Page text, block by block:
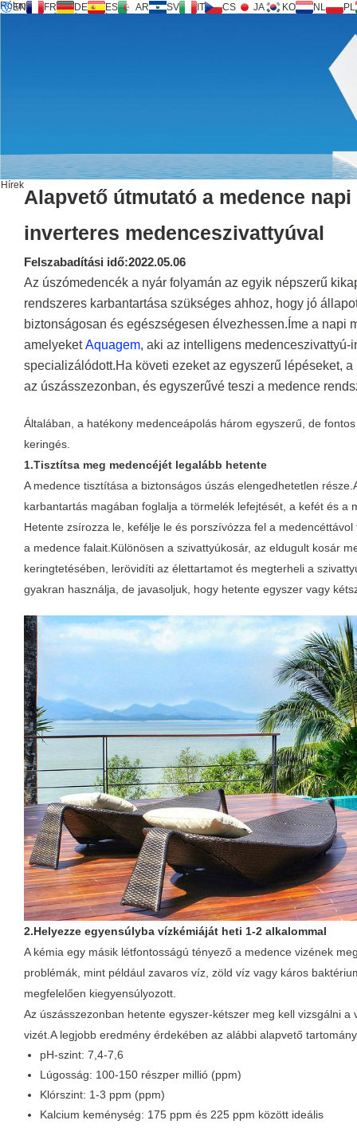
Rólunk
Inversilence® technológia
EN FR DE ES AR SV IT CS JA KO NL PL
Hírek
Alapvető útmutató a medence
inverteres medenceszivattyúval
Felszabadítási idő:2022.05.06
Az úszómedencék a nyár folyamán az egyik népszerű
rendszeres karbantartása szükséges ahhoz, hogy jó
biztonságosan és egészségesen élvezhessen.Íme a napi
amelyeketAquagem, aki az intelligens medenceszivattyú-
specializálódott.Ha követi ezeket az egyszerű lépéseket,
az úszásszezonban, és egyszerűvé teszi a medence
Általában, a hatékony medenceápolás három egyszerű, de
keringés.
1.Tisztítsa meg medencéjét legalább hetente
A medence tisztítása a biztonságos úszás elengedhetetlen
karbantartás magában foglalja a törmelék lefejtését, a kefét és a
Hetente zsírozza le, kefélje le és porszívózza fel a
a medence falait.Különösen a szivattyúkosár, az eldugult kosár
keringtetésében, lerövidíti az élettartamot és megterheli a
gyakran használja, de javasoljuk, hogy hetente egyszer vagy
2.Helyezze egyensúlyba vízkémiáját heti 1-2 alkalommal
A kémia egy másik létfontosságú tényező a medence vizének
problémák, mint például zavaros víz, zöld víz vagy káros
megfelelően kiegyensúlyozott.
Az úszásszezonban hetente egyszer-kétszer meg kell vizsgálni
vizét.A legjobb eredmény érdekében az alábbi alapvető
pH-szint: 7,4-7,6
Lúgosság: 100-150 részper millió (ppm)
Klórszint: 1-3 ppm (ppm)
Kalcium keménység: 175 ppm és 225 ppm között ideális